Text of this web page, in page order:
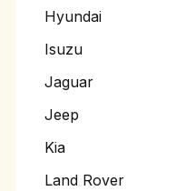
Hyundai
Isuzu
Jaguar
Jeep
Kia
Land Rover